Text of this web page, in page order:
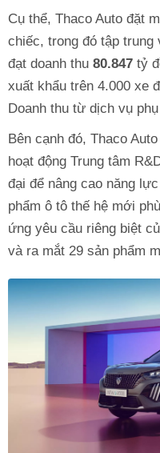
Cụ thể, Thaco Auto đặt
chiếc, trong đó tập trung
đạt doanh thu 80.847 tỷ
xuất khẩu trên 4.000 xe
Doanh thu từ dịch vụ
Bên cạnh đó, Thaco
hoạt động Trung tâm
đại để nâng cao năng
phẩm ô tô thế hệ mới
ứng yêu cầu riêng biệt
và ra mắt 29 sản phẩm